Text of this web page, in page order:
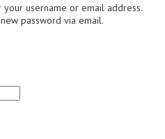
username or email address.
password via email.